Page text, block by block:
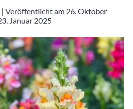
| Veröffentlicht am 26. Oktober
Januar 2025